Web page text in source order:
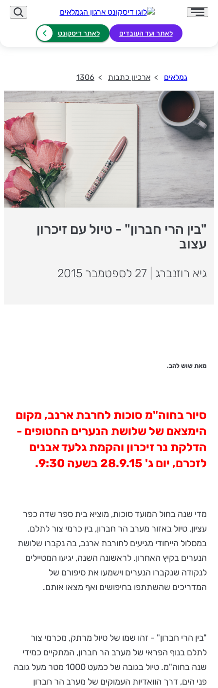
לאתר ועד העובדים לאתר דיסקונט
גמלאים ארכיון כתבות 1306
"בין הרי חברון" - טיול עם זיכרון
עצוב
גיא רוזנברג
מאת שוש להב.
סיור בחוה"מ סוכות לחרבת ארנב, מקום
הימצאם של שלושת הנערים החטופים -
הדלקת נר זיכרון והקמת גלעד אבנים
לזכרם, יום ג' 28.9.15 בשעה 9:30.
מדי שנה בחול המועד סוכות, מוציא בית ספר שדה כפר
עציון, טיול באזור מערב הר חברון, בין כרמי צור לתלם.
במסלול הייחודי מגיעים לחורבת ארנב, בה נקברו שלושת
הנערים בקיץ האחרון. לראשונה השנה, יגיעו המטיילים
לנקודה שנקברו הנערים וישמעו את סיפורם של
המדריכים שהשתתפו בחיפושים ואף מצאו אותם.
"בין הרי חברון" - זהו שמו של טיול מרתק, מכרמי צור
לתלם בנוף הפראי של מערב הר חברון, המתקיים כמידי
שנה בחוה"מ. טיול בגובה של כמעט 1000 מטר מעל גובה
פני הים, דרך הוואדיות העמוקים של מערב הר חברון